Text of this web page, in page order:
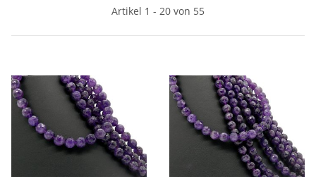
Artikel 1 - 20 von 55